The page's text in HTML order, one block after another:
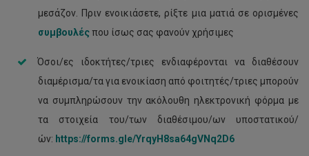
μεσάζον. Πριν ενοικιάσετε, ρίξτε μια ματιά σε ορισμένες
συμβουλέςπου ίσως σας φανούν χρήσιμες
Όσοι/ες ιδοκτήτες/τριες ενδιαφέρονται να διαθέσουν
διαμέρισμα/τα για ενοικίαση από φοιτητές/τριες μπορούν
να συμπληρώσουν την ακόλουθη ηλεκτρονική φόρμα με
τα στοιχεία του/των διαθέσιμου/ων υποστατικού/
ών: https://forms.gle/YrqyH8sa64gVNq2D6